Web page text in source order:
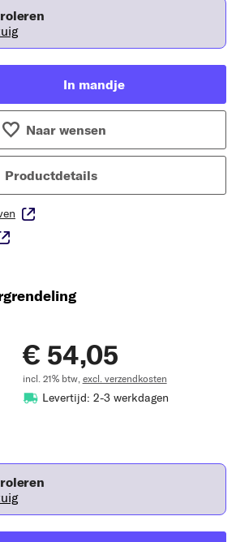
In mandje
Naar wensen
Productdetails
€ 54,05
incl. 21% btw, excl. verzendkosten
Levertijd: 2-3 werkdagen